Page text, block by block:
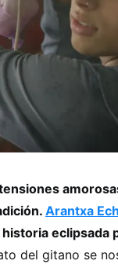
Arantxa
eclipsada
del gitano se